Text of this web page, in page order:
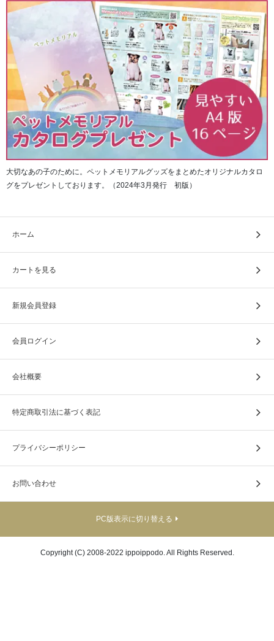
高級土佐和紙を使用し、三重折上製本で墨が裏面に写りに
くくなっています。
ます。
大切なあの子のために。ペットメモリアルグッズをまとめたオリジナルカタロ
グをプレゼントしております。（2024年3月発行 初版）
ホーム
カートを見る
新規会員登録
会員ログイン
会社概要
特定商取引法に基づく表記
プライバシーポリシー
お問い合わせ
PC版表示に切り替える
Copyright (C) 2008-2022 ippoippodo. All Rights Reserved.